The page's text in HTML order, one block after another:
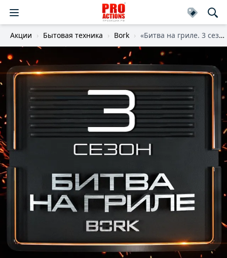
Акции Бытовая техника Bork «Битва на гриле. 3 сезон»